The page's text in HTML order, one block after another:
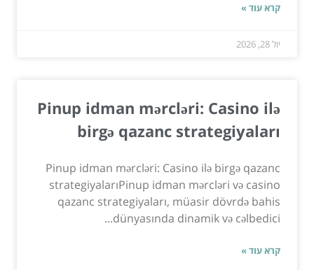
קרא עוד »
יול 28, 2026
Pinup idman mərcləri: Casino ilə
birgə qazanc strategiyaları
Pinup idman mərcləri: Casino ilə birgə qazanc
strategiyalarıPinup idman mərcləri və casino
qazanc strategiyaları, müasir dövrdə bahis
dünyasında dinamik və cəlbedici...
קרא עוד »